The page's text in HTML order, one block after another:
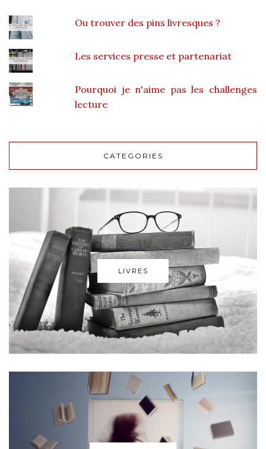
Ou trouver des pins livresques ?
Les services presse et partenariat
Pourquoi je n'aime pas les challenges
lecture
CATEGORIES
LIVRES